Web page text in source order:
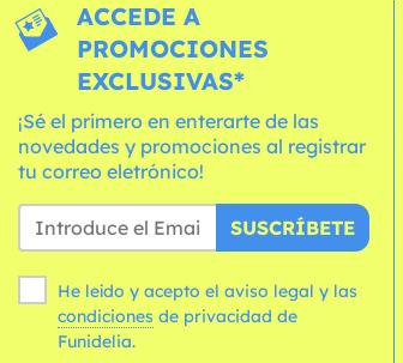
ACCEDE A
PROMOCIONES
EXCLUSIVAS*
¡Sé el primero en enterarte de las
novedades y promociones al registrar
tu correo eletrónico!
SUSCRÍBETE
He leído y acepto el aviso legal y las
condiciones
Funidelia.